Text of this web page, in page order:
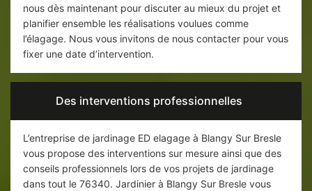
nous dès maintenant pour discuter au mieux du projet et
planifier ensemble les réalisations voulues comme
l’élagage. Nous vous invitons de nous contacter pour vous
fixer une date d’intervention.
Des interventions professionnelles
L’entreprise de jardinage ED elagage à Blangy Sur Bresle
vous propose des interventions sur mesure ainsi que des
conseils professionnels lors de vos projets de jardinage
dans tout le 76340. Jardinier à Blangy Sur Bresle vous